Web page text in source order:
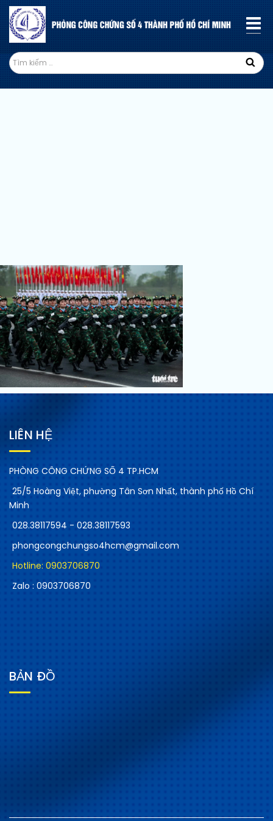
LIÊN HỆ
PHÒNG CÔNG CHỨNG SỐ 4 TP.HCM
25/5 Hoàng Việt, phường Tân Sơn Nhất, thành phố Hồ Chí
Minh
028.38117594 - 028.38117593
phongcongchungso4hcm@gmail.com
Hotline: 0903706870
Zalo : 0903706870
BẢN ĐỒ